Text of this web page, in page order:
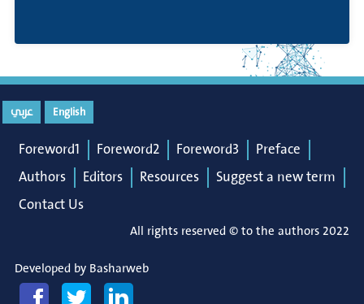
English عربي
Foreword1 Foreword2 Foreword3
Preface
Authors
Editors Resources
Suggest a new term
Contact Us
All rights reserved © to the authors 2022
Developed by Basharweb